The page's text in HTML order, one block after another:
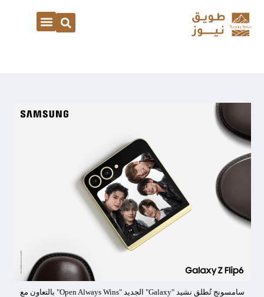
سامسونج تُطلق نشيد "Galaxy" الجديد "Open Always Wins" بالتعاون مع